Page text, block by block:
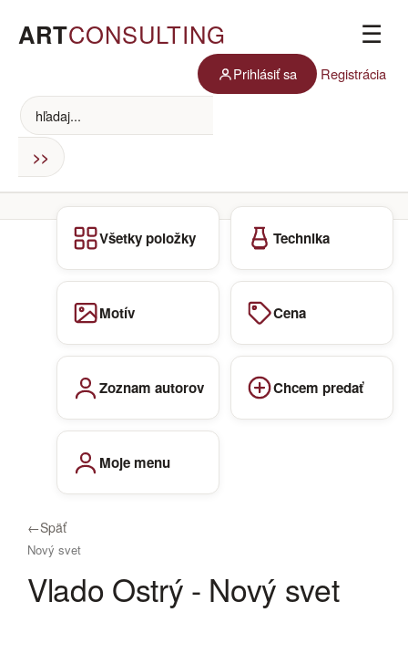
ARTCONSULTING ☰
Prihlásiť sa Registrácia
Všetky položky Technika
Motív Cena
Zoznam autorov Chcem predať
Moje menu
←Späť
Nový svet
Vlado Ostrý - Nový svet